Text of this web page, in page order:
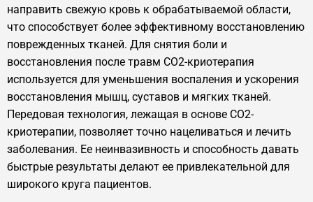
направить свежую кровь к обрабатываемой области,
что способствует более эффективному восстановлению
поврежденных тканей. Для снятия боли и
восстановления после травм CO2-криотерапия
используется для уменьшения воспаления и ускорения
восстановления мышц, суставов и мягких тканей.
Передовая технология, лежащая в основе CO2-
криотерапии, позволяет точно нацеливаться и лечить
заболевания. Ее неинвазивность и способность давать
быстрые результаты делают ее привлекательной для
широкого круга пациентов.